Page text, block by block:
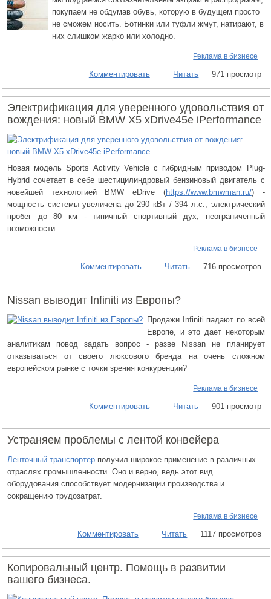
покупаем не обдумав обувь, которую в будущем просто
не сможем носить. Ботинки или туфли жмут, натирают, в
них слишком жарко или холодно.
Реклама в бизнесе
Комментировать Читать 971 просмотр
Электрификация для уверенного удовольствия от
вождения: новый BMW X5 xDrive45e iPerformance
Новая модель Sports Activity Vehicle с гибридным приводом Plug-
Hybrid сочетает в себе шестицилиндровый бензиновый двигатель с
новейшей технологией BMW eDrive (https://www.bmwman.ru/) -
мощность системы увеличена до 290 кВт / 394 л.с., электрический
пробег до 80 км - типичный спортивный дух, неограниченный
возможности.
Реклама в бизнесе
Комментировать Читать 716 просмотров
Nissan выводит Infiniti из Европы?
Продажи Infiniti падают по всей
Европе, и это дает некоторым
аналитикам повод задать вопрос - разве Nissan не планирует
отказываться от своего люксового бренда на очень сложном
европейском рынке с точки зрения конкуренции?
Реклама в бизнесе
Комментировать Читать 901 просмотр
Устраняем проблемы с лентой конвейера
Ленточный транспортер получил широкое применение в различных
отраслях промышленности. Оно и верно, ведь этот вид
оборудования способствует модернизации производства и
сокращению трудозатрат.
Реклама в бизнесе
Комментировать Читать 1117 просмотров
Копировальный центр. Помощь в развитии
вашего бизнеса.